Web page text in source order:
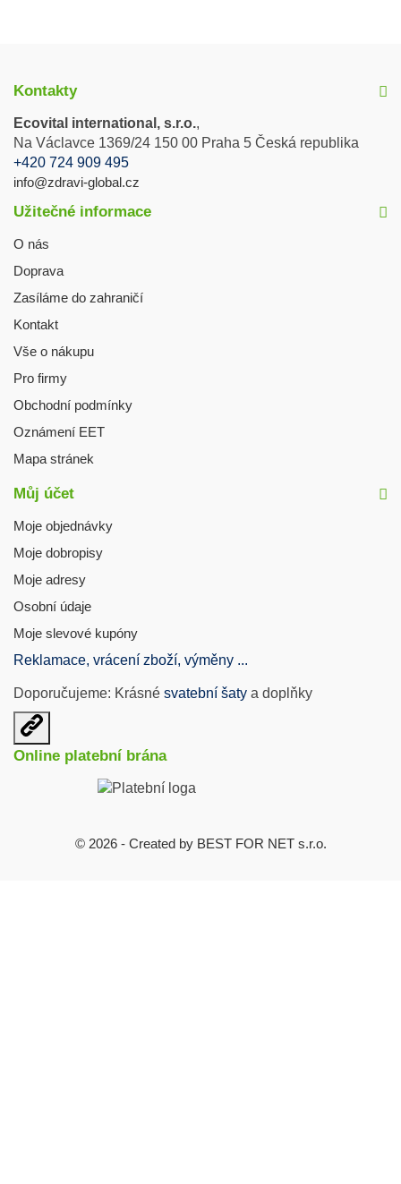
Kontakty
Ecovital international, s.r.o.,
Na Václavce 1369/24 150 00 Praha 5 Česká republika
+420 724 909 495
info@zdravi-global.cz
Užitečné informace
O nás
Doprava
Zasíláme do zahraničí
Kontakt
Vše o nákupu
Pro firmy
Obchodní podmínky
Oznámení EET
Mapa stránek
Můj účet
Moje objednávky
Moje dobropisy
Moje adresy
Osobní údaje
Moje slevové kupóny
Reklamace, vrácení zboží, výměny ...
Doporučujeme: Krásné svatební šaty a doplňky
Otevřit
užitečné
odkazy
Online platební brána
© 2026 - Created by BEST FOR NET s.r.o.